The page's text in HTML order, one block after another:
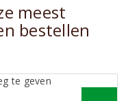
meest
bestellen